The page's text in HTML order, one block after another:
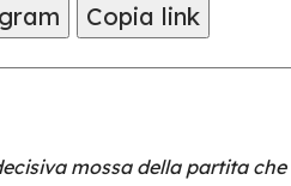
Copia link
mossa della partita che